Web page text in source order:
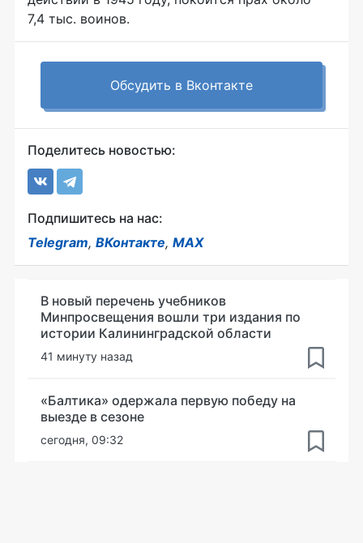
7,4 тыс. воинов.
Обсудить в Вконтакте
Поделитесь новостью:
Подпишитесь на нас:
Telegram, ВКонтакте, MAX
В новый перечень учебников
Минпросвещения вошли три издания по
истории Калининградской области
41 минуту назад
«Балтика» одержала первую победу на
выезде в сезоне
сегодня, 09:32